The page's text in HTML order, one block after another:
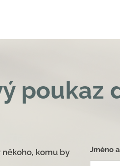
poukaz
komu by
Jméno